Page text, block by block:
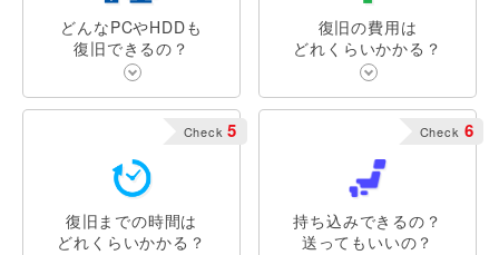
どんなPCやHDDも
復旧できるの？
復旧の費用は
どれくらいかかる？
Check5
復旧までの時間は
どれくらいかかる？
Check 6
持ち込みできるの？
送ってもいいの？